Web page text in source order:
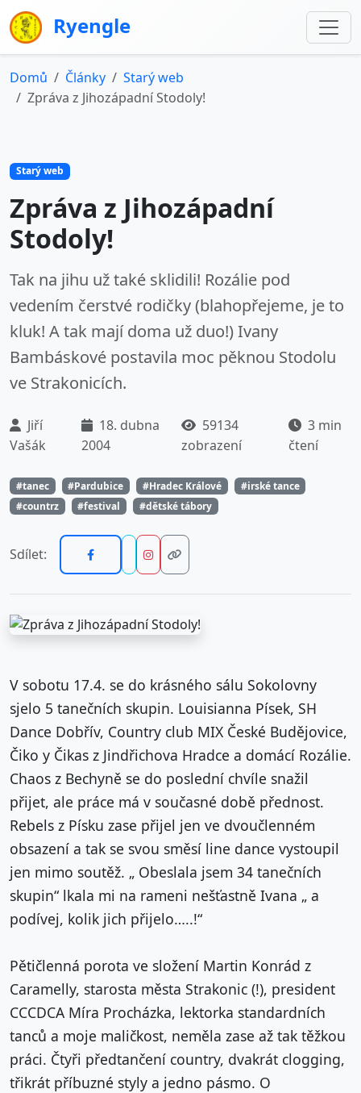
Ryengle
Domů Články
Starý web
Zpráva z Jihozápadní Stodoly!
Starý web
Zpráva z Jihozápadní
Stodoly!
Tak na jihu už také sklidili! Rozálie pod
vedením čerstvé rodičky (blahopřejeme, je to
kluk! A tak mají doma už duo!) Ivany
Bambáskové postavila moc pěknou Stodolu
ve Strakonicích.
Jiří
Vašák
18. dubna
2004
59134
zobrazení
3 min
čtení
#tanec #Pardubice #Hradec Králové
#irské tance
#countrz
#festival #dětské tábory
Sdílet:
V sobotu 17.4. se do krásného sálu Sokolovny
sjelo 5 tanečních skupin. Louisianna Písek, SH
Dance Dobřív, Country club MIX České Budějovice,
Čiko y Čikas z Jindřichova Hradce a domácí Rozálie.
Chaos z Bechyně se do poslední chvíle snažil
přijet, ale práce má v současné době přednost.
Rebels z Písku zase přijel jen ve dvoučlenném
obsazení a tak se svou směsí line dance vystoupil
jen mimo soutěž. „ Obeslala jsem 34 tanečních
skupin“ lkala mi na rameni nešťastně Ivana „ a
podívej, kolik jich přijelo…..!“
Pětičlenná porota ve složení Martin Konrád z
Caramelly, starosta města Strakonic (!), president
CCCDCA Míra Procházka, lektorka standardních
tanců a moje maličkost, neměla zase až tak těžkou
práci. Čtyři předtančení country, dvakrát clogging,
třikrát příbuzné styly a jedno pásmo. O